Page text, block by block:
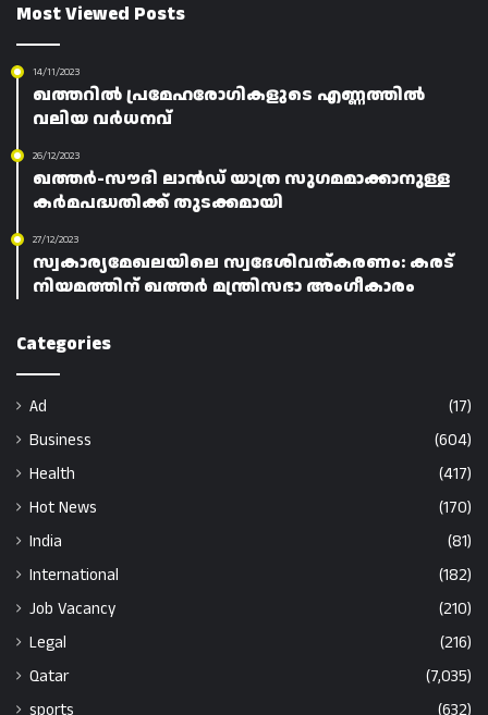
Most Viewed Posts
14/11/2023
ഖത്തറിൽ പ്രമേഹരോഗികളുടെ എണ്ണത്തിൽ
വലിയ വർധനവ്
26/12/2023
ഖത്തർ-സൗദി ലാൻഡ് യാത്ര സുഗമമാക്കാനുള്ള
കർമപദ്ധതിക്ക് തുടക്കമായി
27/12/2023
സ്വകാര്യമേഖലയിലെ സ്വദേശിവത്കരണം: കരട്
നിയമത്തിന് ഖത്തർ മന്ത്രിസഭാ അംഗീകാരം
Categories
Ad
(17)
Business
(604)
Health
(417)
Hot News
(170)
India
(81)
International
(182)
Job Vacancy
(210)
Legal
(216)
Qatar
(7,035)
sports
(632)